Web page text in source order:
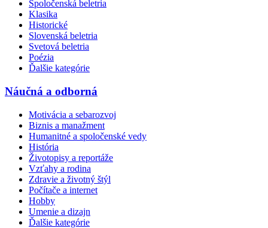
Spoločenská beletria
Klasika
Historické
Slovenská beletria
Svetová beletria
Poézia
Ďalšie kategórie
Náučná a odborná
Motivácia a sebarozvoj
Biznis a manažment
Humanitné a spoločenské vedy
História
Životopisy a reportáže
Vzťahy a rodina
Zdravie a životný štýl
Počítače a internet
Hobby
Umenie a dizajn
Ďalšie kategórie